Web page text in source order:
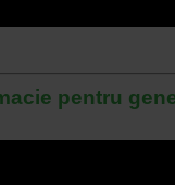
pentru